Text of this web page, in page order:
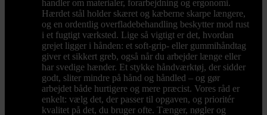
handler om materialer, forarbejdning og ergonomi.
Hærdet stål holder skæret og kæberne skarpe længere,
og en ordentlig overfladebehandling beskytter mod rust
i et fugtigt værksted. Lige så vigtigt er det, hvordan
grejet ligger i hånden: et soft-grip- eller gummihåndtag
giver et sikkert greb, også når du arbejder længe eller
har svedige hænder. Et stykke håndværktøj, der sidder
godt, sliter mindre på hånd og håndled – og gør
arbejdet både hurtigere og mere præcist. Vores råd er
enkelt: vælg det, der passer til opgaven, og prioritér
kvalitet på det, du bruger ofte. Tænger, nøgler og